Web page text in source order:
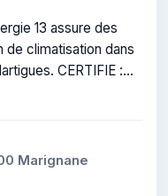
13 assure des
de climatisation dans
CERTIFIE :
faire de l'entreprise.
Marignane